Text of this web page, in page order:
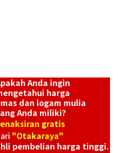
Anda ingin
harga
dan logam mulia
Anda miliki?
gratis
"Otakaraya"
pembelian harga tinggi.